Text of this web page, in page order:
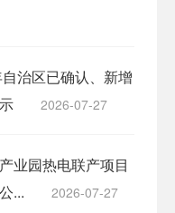
治区已确认、新增
2026-07-27
业园热电联产项目
...
2026-07-27